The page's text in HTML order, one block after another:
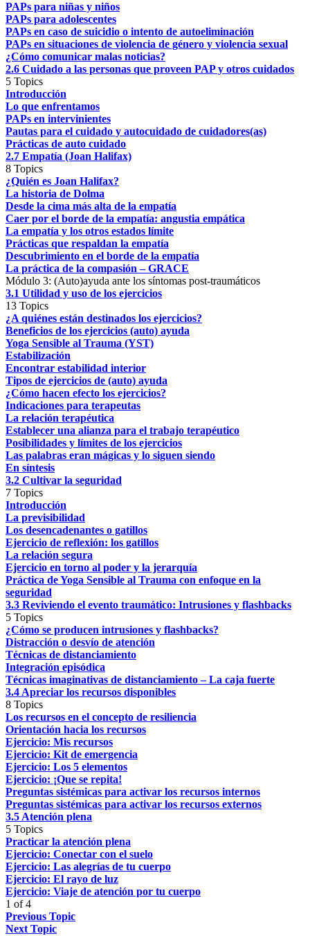
PAPs para niñas y niños
PAPs para adolescentes
PAPs en caso de suicidio o intento de autoeliminación
PAPs en situaciones de violencia de género y violencia sexual
¿Cómo comunicar malas noticias?
2.6 Cuidado a las personas que proveen PAP y otros cuidados
5 Topics
Introducción
Lo que enfrentamos
PAPs en intervinientes
Pautas para el cuidado y autocuidado de cuidadores(as)
Prácticas de auto cuidado
2.7 Empatía (Joan Halifax)
8 Topics
¿Quién es Joan Halifax?
La historia de Dolma
Desde la cima más alta de la empatía
Caer por el borde de la empatía: angustia empática
La empatía y los otros estados límite
Prácticas que respaldan la empatía
Descubrimiento en el borde de la empatía
La práctica de la compasión – GRACE
Módulo 3: (Auto)ayuda ante los síntomas post-traumáticos
3.1 Utilidad y uso de los ejercicios
13 Topics
¿A quiénes están destinados los ejercicios?
Beneficios de los ejercicios (auto) ayuda
Yoga Sensible al Trauma (YST)
Estabilización
Encontrar estabilidad interior
Tipos de ejercicios de (auto) ayuda
¿Cómo hacen efecto los ejercicios?
Indicaciones para terapeutas
La relación terapéutica
Establecer una alianza para el trabajo terapéutico
Posibilidades y límites de los ejercicios
Las palabras eran mágicas y lo siguen siendo
En síntesis
3.2 Cultivar la seguridad
7 Topics
Introducción
La previsibilidad
Los desencadenantes o gatillos
Ejercicio de reflexión: los gatillos
La relación segura
Ejercicio en torno al poder y la jerarquía
Práctica de Yoga Sensible al Trauma con enfoque en la
seguridad
3.3 Reviviendo el evento traumático: Intrusiones y flashbacks
5 Topics
¿Cómo se producen intrusiones y flashbacks?
Distracción o desvío de atención
Técnicas de distanciamiento
Integración episódica
Técnicas imaginativas de distanciamiento – La caja fuerte
3.4 Apreciar los recursos disponibles
8 Topics
Los recursos en el concepto de resiliencia
Orientación hacia los recursos
Ejercicio: Mis recursos
Ejercicio: Kit de emergencia
Ejercicio: Los 5 elementos
Ejercicio: ¡Que se repita!
Preguntas sistémicas para activar los recursos internos
Preguntas sistémicas para activar los recursos externos
3.5 Atención plena
5 Topics
Practicar la atención plena
Ejercicio: Conectar con el suelo
Ejercicio: Las alegrías de tu cuerpo
Ejercicio: El rayo de luz
Ejercicio: Viaje de atención por tu cuerpo
1 of 4
Previous Topic
Next Topic